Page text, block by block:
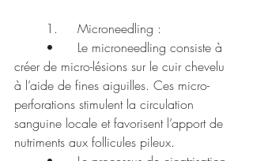
	1.	Microneedling :
créer de micro-lésions sur le cuir chevelu
à l’aide de fines aiguilles. Ces micro-
perforations stimulent la circulation
sanguine locale et favorisent l’apport de
nutriments aux follicules pileux.